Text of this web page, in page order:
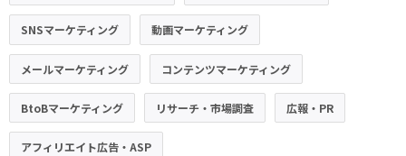
SNSマーケティング 動画マーケティング
メールマーケティング コンテンツマーケティング
BtoBマーケティング リサーチ・市場調査 広報・PR
アフィリエイト広告・ASP